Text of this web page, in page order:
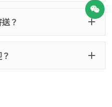
無瑕、貼合緊密。
進行上弦與功能測試。
袋等和原裝一致配件。
帶工具。
錢購買，價格也不貴。
？